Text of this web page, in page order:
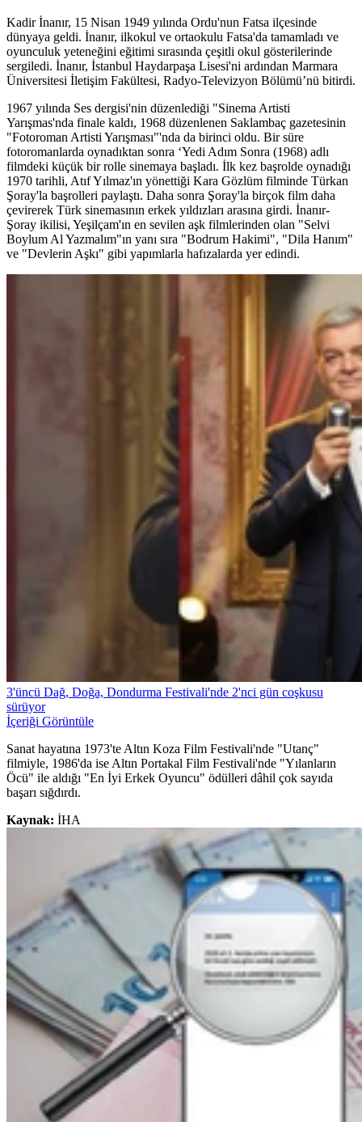
Kadir İnanır, 15 Nisan 1949 yılında Ordu'nun Fatsa ilçesinde
dünyaya geldi. İnanır, ilkokul ve ortaokulu Fatsa'da tamamladı ve
oyunculuk yeteneğini eğitimi sırasında çeşitli okul gösterilerinde
sergiledi. İnanır, İstanbul Haydarpaşa Lisesi'ni ardından Marmara
Üniversitesi İletişim Fakültesi, Radyo-Televizyon Bölümü’nü bitirdi.
1967 yılında Ses dergisi'nin düzenlediği "Sinema Artisti
Yarışmas'nda finale kaldı, 1968 düzenlenen Saklambaç gazetesinin
"Fotoroman Artisti Yarışması"'nda da birinci oldu. Bir süre
fotoromanlarda oynadıktan sonra ‘Yedi Adım Sonra (1968) adlı
filmdeki küçük bir rolle sinemaya başladı. İlk kez başrolde oynadığı
1970 tarihli, Atıf Yılmaz'ın yönettiği Kara Gözlüm filminde Türkan
Şoray'la başrolleri paylaştı. Daha sonra Şoray'la birçok film daha
çevirerek Türk sinemasının erkek yıldızları arasına girdi. İnanır-
Şoray ikilisi, Yeşilçam'ın en sevilen aşk filmlerinden olan "Selvi
Boylum Al Yazmalım"ın yanı sıra "Bodrum Hakimi", "Dila Hanım"
ve "Devlerin Aşkı" gibi yapımlarla hafızalarda yer edindi.
3'üncü Dağ, Doğa, Dondurma Festivali'nde 2'nci gün coşkusu
sürüyor
İçeriği Görüntüle
Sanat hayatına 1973'te Altın Koza Film Festivali'nde "Utanç"
filmiyle, 1986'da ise Altın Portakal Film Festivali'nde "Yılanların
Öcü" ile aldığı "En İyi Erkek Oyuncu" ödülleri dâhil çok sayıda
başarı sığdırdı.
Kaynak: İHA